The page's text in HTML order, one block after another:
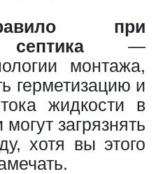
при
—
монтажа,
герметизацию и
жидкости в
загрязнять
хотя вы этого